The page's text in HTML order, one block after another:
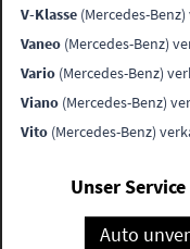
V-Klasse (Mercedes-
Vaneo (Mercedes-Benz)
Vario (Mercedes-Benz)
Viano (Mercedes-Benz)
Vito (Mercedes-Benz)
Unser
Auto